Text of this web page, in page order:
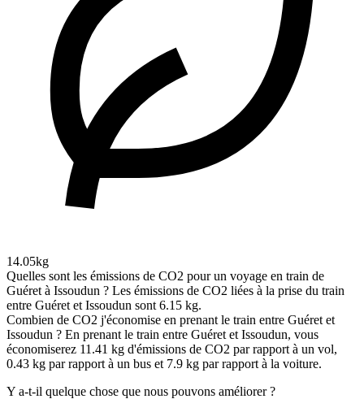
14.05kg
Quelles sont les émissions de CO2 pour un voyage en train de
Guéret à Issoudun ? Les émissions de CO2 liées à la prise du train
entre Guéret et Issoudun sont 6.15 kg.
Combien de CO2 j'économise en prenant le train entre Guéret et
Issoudun ? En prenant le train entre Guéret et Issoudun, vous
économiserez 11.41 kg d'émissions de CO2 par rapport à un vol,
0.43 kg par rapport à un bus et 7.9 kg par rapport à la voiture.
Y a-t-il quelque chose que nous pouvons améliorer ?